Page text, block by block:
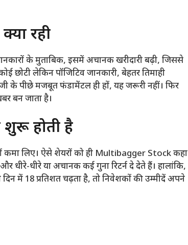
रही
के मुताबिक, इसमें अचानक खरीदारी बढ़ी, जिससे
लेकिन पॉजिटिव जानकारी, बेहतर तिमाही
के पीछे मजबूत फंडामेंटल ही हों, यह जरूरी नहीं। फिर
बन जाता है।
होती है
लिए। ऐसे शेयरों को ही Multibagger Stock कहा
धीरे-धीरे या अचानक कई गुना रिटर्न दे देते हैं। हालांकि,
में 18 प्रतिशत चढ़ता है, तो निवेशकों की उम्मीदें अपने